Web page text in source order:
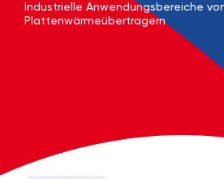
Industrielle Anwendungsbereiche
Plattenwärmeübertragern